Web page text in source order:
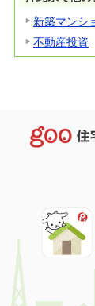
新築マンシ
不動産投資